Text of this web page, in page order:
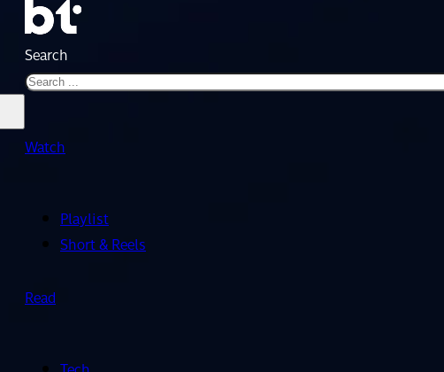
Search
Watch
Playlist
Short & Reels
Read